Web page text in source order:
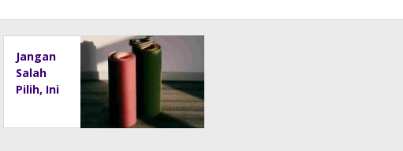
Jangan
Salah
Pilih, Ini